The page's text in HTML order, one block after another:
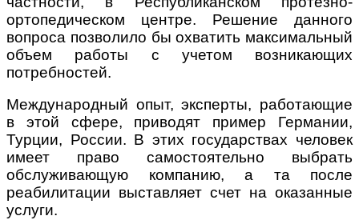
ортопедическом центре. Решение данного
вопроса позволило бы охватить максимальный
объем работы с учетом возникающих
потребностей.
Международный опыт, эксперты, работающие
в этой сфере, приводят пример Германии,
Турции, России. В этих государствах человек
имеет право самостоятельно выбрать
обслуживающую компанию, а та после
реабилитации выставляет счет на оказанные
услуги.